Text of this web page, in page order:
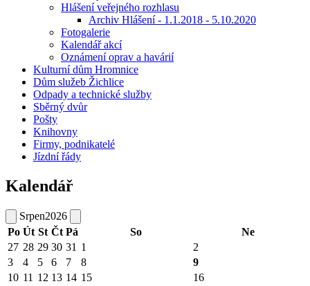
Hlášení veřejného rozhlasu
Archiv Hlášení - 1.1.2018 - 5.10.2020
Fotogalerie
Kalendář akcí
Oznámení oprav a havárií
Kulturní dům Hromnice
Dům služeb Žichlice
Odpady a technické služby
Sběrný dvůr
Pošty
Knihovny
Firmy, podnikatelé
Jízdní řády
Kalendář
Srpen2026
Po Út St Čt Pá So
Ne
27 28 29 30 31 1
2
3
4 5 6 7 8
9
10 11 12 13 14 15 16